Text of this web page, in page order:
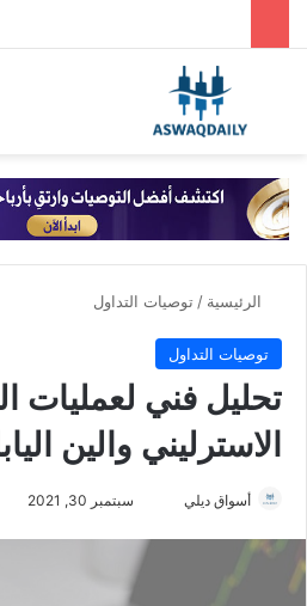
بحث عن
الرئيسية / توصيات التداول
توصيات التداول
تحليل فني لعمليات
الاسترليني والين
أسواق ديلي
إلكترونيا
سبتمبر 30, 2021